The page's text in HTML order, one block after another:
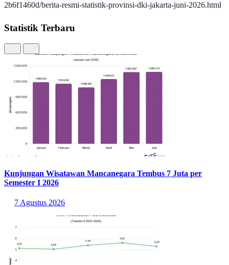
2b6f1460d/berita-resmi-statistik-provinsi-dki-jakarta-juni-2026.html
Statistik Terbaru
Kunjungan Wisatawan Mancanegara Tembus 7 Juta per
Semester I 2026
7 Agustus 2026